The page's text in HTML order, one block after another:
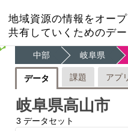
地域資源の情報をオー
共有していくためのデ
中部 岐阜県
データ 課題 アプ
岐阜県高山市
3 データセット